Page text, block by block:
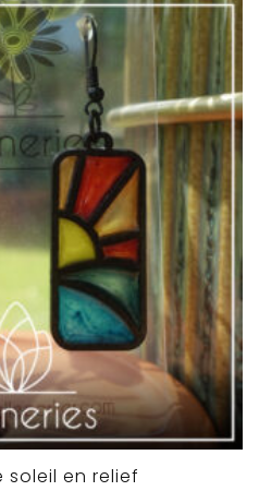
soleil en relief